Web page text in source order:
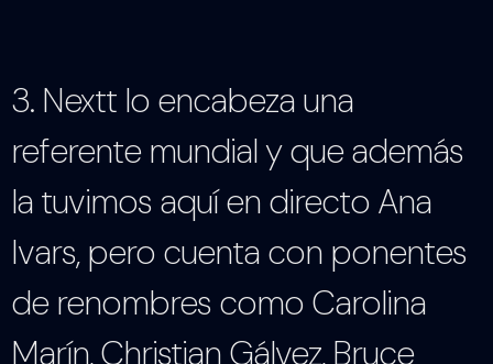
3. Nextt lo encabeza una
referente mundial y que además
la tuvimos aquí en directo Ana
Ivars, pero cuenta con ponentes
de renombres como Carolina
Marín, Christian Gálvez, Bruce